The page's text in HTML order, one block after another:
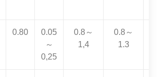
0.80
0.05
～
0,25
0.8～
1,4
0.8～
1.3